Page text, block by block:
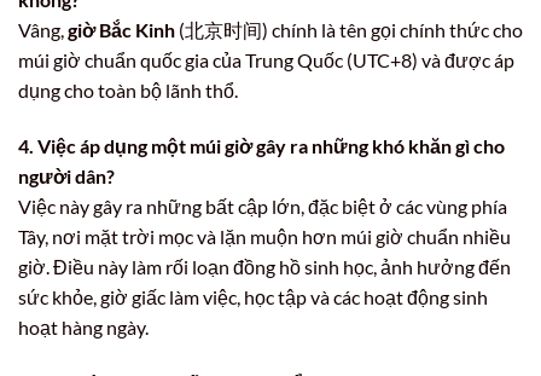
Vâng,giờ Bắc Kinh (北京时间) chính là tên gọi chính thức cho
múi giờ chuẩn quốc gia của Trung Quốc (UTC+8) và được áp
dụng cho toàn bộ lãnh thổ.
4. Việc áp dụng một múi giờ gây ra những khó khăn gì cho
người dân?
Việc này gây ra những bất cập lớn, đặc biệt ở các vùng phía
Tây, nơi mặt trời mọc và lặn muộn hơn múi giờ chuẩn nhiều
giờ. Điều này làm rối loạn đồng hồ sinh học, ảnh hưởng đến
sức khỏe, giờ giấc làm việc, học tập và các hoạt động sinh
hoạt hàng ngày.